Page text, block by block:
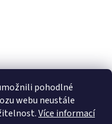
pohodlné
webu neustále
Více informací